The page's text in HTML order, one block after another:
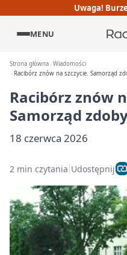
Uwaga!
MENU
Strona główna Wiadomości
Racibórz znów na szczycie. Samorząd
Racibórz znów
Samorząd
18 czerwca 2026
2 min czytania Udostępnij